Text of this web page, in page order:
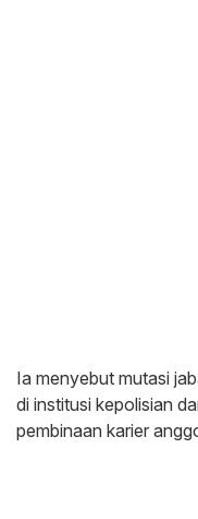
Ia menyebut mutasi
di institusi kepolisian
pembinaan karier